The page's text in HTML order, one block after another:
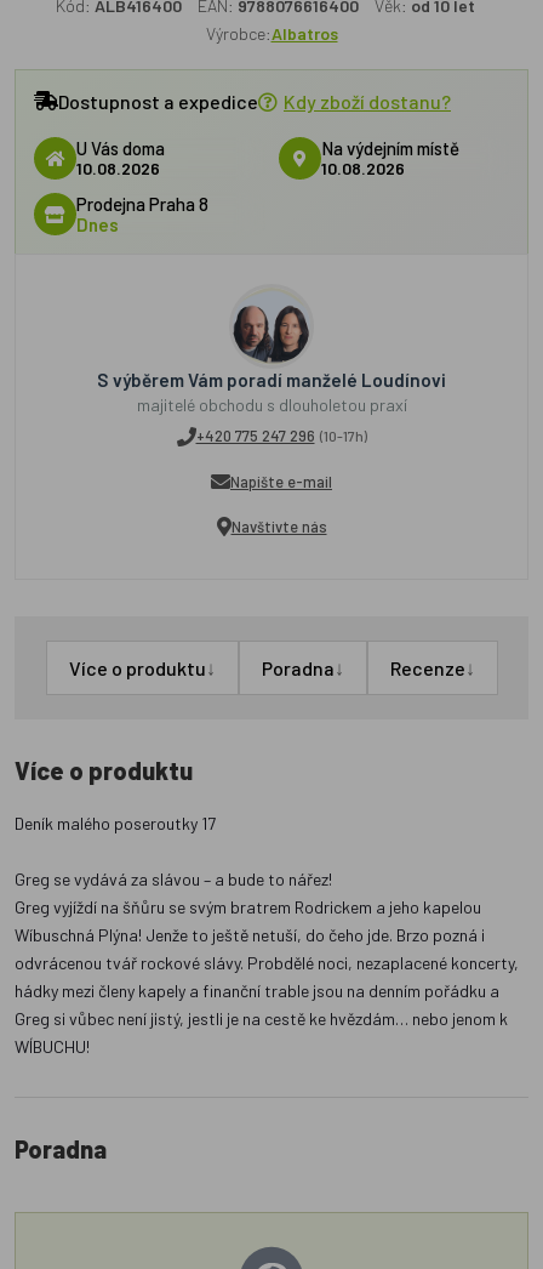
Kód: ALB416400 EAN: 9788076616400 Věk: od 10 let
Výrobce:Albatros
Dostupnost a expedice Kdy zboží dostanu?
U Vás doma
10.08.2026
Na výdejním místě
10.08.2026
Prodejna Praha 8
Dnes
S výběrem Vám poradí manželé Loudínovi
majitelé obchodu s dlouholetou praxí
+420 775 247 296 (10-17h)
Napište e-mail
Navštivte nás
Více o produktu↓ Poradna↓ Recenze↓
Více o produktu
Deník malého poseroutky 17
Greg se vydává za slávou – a bude to nářez!
Greg vyjíždí na šňůru se svým bratrem Rodrickem a jeho kapelou
Wíbuschná Plýna! Jenže to ještě netuší, do čeho jde. Brzo pozná i
odvrácenou tvář rockové slávy. Probdělé noci, nezaplacené koncerty,
hádky mezi členy kapely a finanční trable jsou na denním pořádku a
Greg si vůbec není jistý, jestli je na cestě ke hvězdám… nebo jenom k
WÍBUCHU!
Poradna